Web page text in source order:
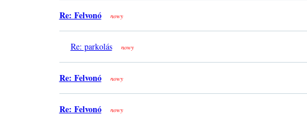
Re: Felvonó nowy
Re: parkolás nowy
Re: Felvonó nowy
Re: Felvonó nowy